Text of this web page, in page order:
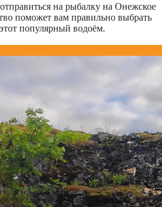
на рыбалку на Онежское
поможет вам правильно выбрать
популярный водоём.